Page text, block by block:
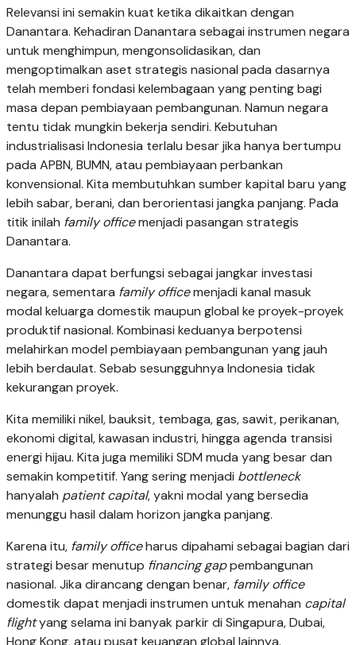
Relevansi ini semakin kuat ketika dikaitkan dengan
Danantara. Kehadiran Danantara sebagai instrumen negara
untuk menghimpun, mengonsolidasikan, dan
mengoptimalkan aset strategis nasional pada dasarnya
telah memberi fondasi kelembagaan yang penting bagi
masa depan pembiayaan pembangunan. Namun negara
tentu tidak mungkin bekerja sendiri. Kebutuhan
industrialisasi Indonesia terlalu besar jika hanya bertumpu
pada APBN, BUMN, atau pembiayaan perbankan
konvensional. Kita membutuhkan sumber kapital baru yang
lebih sabar, berani, dan berorientasi jangka panjang. Pada
titik inilah family officemenjadi pasangan strategis
Danantara.
Danantara dapat berfungsi sebagai jangkar investasi
negara, sementara family officemenjadi kanal masuk
modal keluarga domestik maupun global ke proyek-proyek
produktif nasional. Kombinasi keduanya berpotensi
melahirkan model pembiayaan pembangunan yang jauh
lebih berdaulat. Sebab sesungguhnya Indonesia tidak
kekurangan proyek.
Kita memiliki nikel, bauksit, tembaga, gas, sawit, perikanan,
ekonomi digital, kawasan industri, hingga agenda transisi
energi hijau. Kita juga memiliki SDM muda yang besar dan
semakin kompetitif. Yang sering menjadi bottleneck
hanyalah patient capital, yakni modal yang bersedia
menunggu hasil dalam horizon jangka panjang.
Karena itu, family officeharus dipahami sebagai bagian dari
strategi besar menutup financing gappembangunan
nasional. Jika dirancang dengan benar, family office
domestik dapat menjadi instrumen untuk menahan capital
flightyang selama ini banyak parkir di Singapura, Dubai,
Hong Kong, atau pusat keuangan global lainnya.